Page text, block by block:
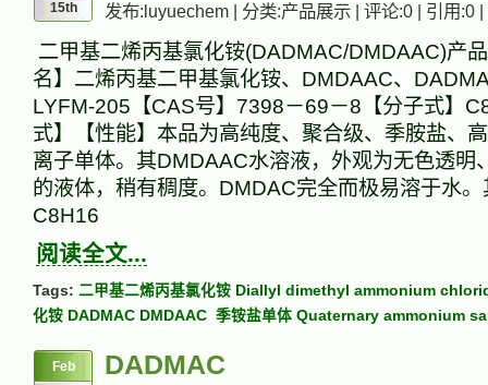
15th
发布:luyuechem | 分类:产品展示 | 评论:0 | 引用:0 |
二甲基二烯丙基氯化铵(DADMAC/DMDAAC)产
名】二烯丙基二甲基氯化铵、DMDAAC、
LYFM-205【CAS号】7398－69－8【分子式】
式】【性能】本品为高纯度、聚合级、季胺盐、
离子单体。其DMDAAC水溶液，外观为无色透明
的液体，稍有稠度。DMDAC完全而极易溶于水
C8H16
阅读全文...
Tags: 二甲基二烯丙基氯化铵 Diallyl dimethyl ammonium
化铵 DADMAC DMDAAC 季铵盐单体 Quaternary ammonium
Feb
DADMAC